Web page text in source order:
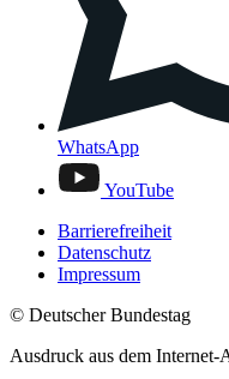
WhatsApp
YouTube
Barrierefreiheit
Datenschutz
Impressum
© Deutscher Bundestag
Ausdruck aus dem Internet-